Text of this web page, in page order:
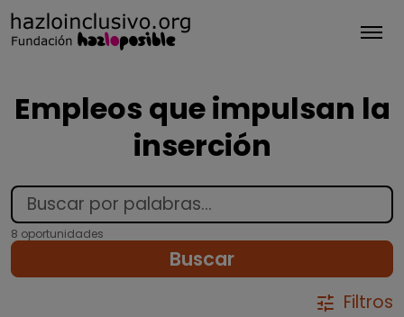
Empleos que impulsan la
inserción
8 oportunidades
Buscar
tune Filtros